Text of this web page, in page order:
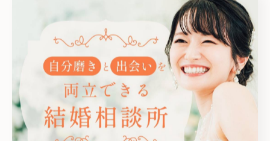
また、プロフィール作成の甘さや写真選びの失敗も、第
一印象でのマイナス要因となっています。川崎市の利用
者は忙しさから準備不足に陥りやすいため、これが原因
でチャンスを逃すことも少なくありません。
さらに、相手への理想が高すぎることや、交際期間中の
コミュニケーション不足も失敗の典型例です。結婚相談